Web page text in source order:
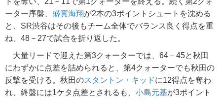
ーター序盤、 盛實海翔が2本の3ポイントシュートを沈める
と、SR渋谷はその後もチーム全体でバランス良く得点を重
ね、48－27で試合を折り返した。
大量リードで迎えた第3クォーターでは、64－45と秋田
にわずかに点差を詰められると、第4クォーターでも秋田の
反撃を受ける。秋田のスタントン・キッドに12得点を奪わ
れ、終盤には1ケタ点差とされるも、 小島元基が3ポイント